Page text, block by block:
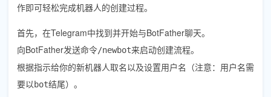
作即可轻松完成机器人的创建过程。
首先，在Telegram中找到并开始与BotFather聊天。
向BotFather发送命令/newbot来启动创建流程。
根据指示给你的新机器人取名以及设置用户名（注意：用户名需
要以 bot结尾）。